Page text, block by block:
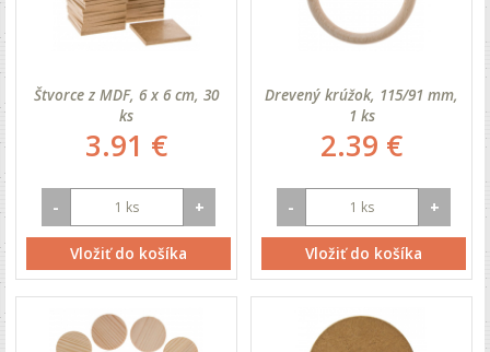
Štvorce z MDF, 6 x 6 cm, 30
ks
3.91 €
- +
Vložiť do košíka
Drevený krúžok, 115/91 mm,
1 ks
2.39 €
- +
Vložiť do košíka